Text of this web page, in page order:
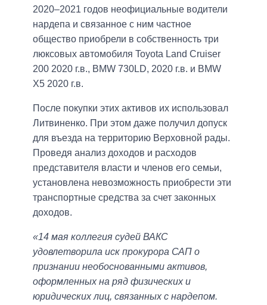
2020–2021 годов неофициальные водители
нардепа и связанное с ним частное
общество приобрели в собственность три
люксовых автомобиля Toyota Land Cruiser
200 2020 г.в., BMW 730LD, 2020 г.в. и BMW
Х5 2020 г.в.
После покупки этих активов их использовал
Литвиненко. При этом даже получил допуск
для въезда на территорию Верховной рады.
Проведя анализ доходов и расходов
представителя власти и членов его семьи,
установлена ​​невозможность приобрести эти
транспортные средства за счет законных
доходов.
«14 мая коллегия судей ВАКС
удовлетворила иск прокурора САП о
признании необоснованными активов,
оформленных на ряд физических и
юридических лиц, связанных с нардепом.